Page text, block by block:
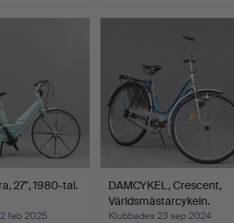
27", 1980-tal.
feb 2025
DAMCYKEL, Crescent,
Världsmästarcykeln.
Klubbades 23 sep 2024